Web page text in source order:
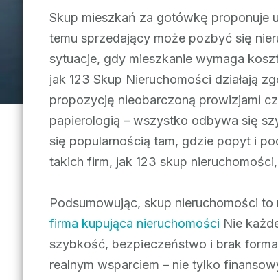
Skup mieszkań za gotówkę proponuje
temu sprzedający może pozbyć się
sytuacje, gdy mieszkanie wymaga
jak 123 Skup Nieruchomości działają
propozycję nieobarczoną prowizjami
papierologią – wszystko odbywa się
się popularnością tam, gdzie popyt i
takich firm, jak 123 skup
Podsumowując, skup nieruchomości
firma kupująca nieruchomości Nie
szybkość, bezpieczeństwo i brak
realnym wsparciem – nie tylko